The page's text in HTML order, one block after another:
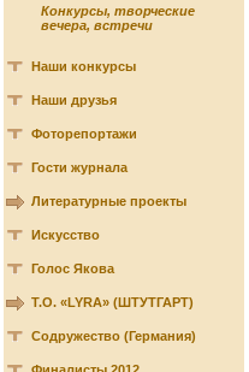
Конкурсы, творческие
вечера, встречи
Наши конкурсы
Наши друзья
Фоторепортажи
Гости журнала
Литературные проекты
Искусство
Голос Якова
Т.О. «LYRA» (ШТУТГАРТ)
Содружество (Германия)